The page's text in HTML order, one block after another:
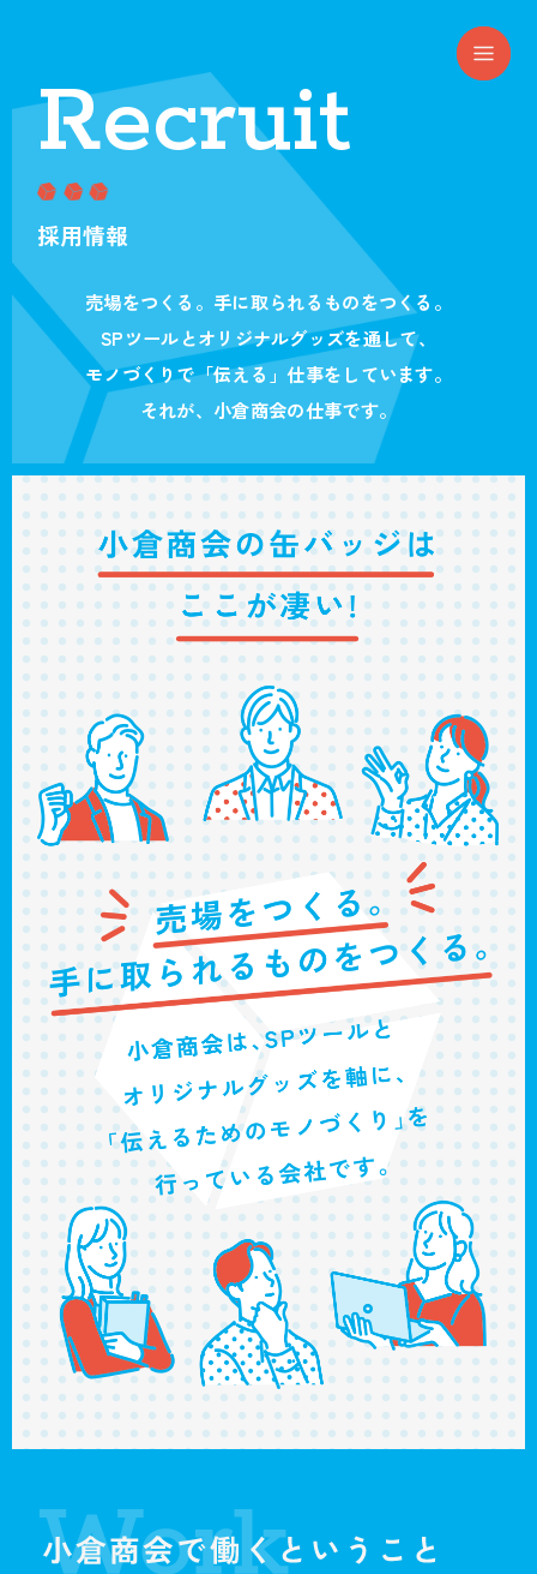
Recruit
採用情報
売場をつくる。手に取られるものをつくる。
SPツールとオリジナルグッズを通して、
モノづくりで「伝える」仕事をしています。
それが、小倉商会の仕事です。